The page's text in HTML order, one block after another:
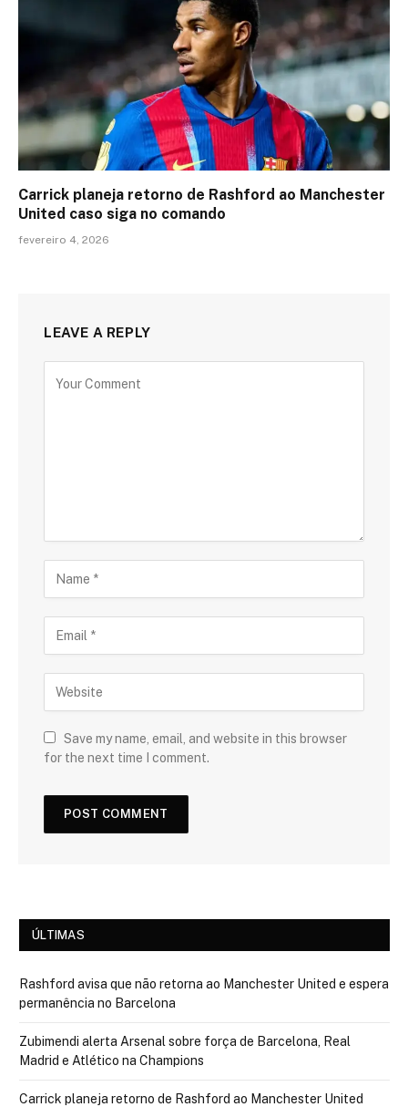
Carrick planeja retorno de Rashford ao Manchester
United caso siga no comando
fevereiro 4, 2026
LEAVE A REPLY
Save my name, email, and website in this browser
for the next time I comment.
ÚLTIMAS
Rashford avisa que não retorna ao Manchester United e espera
permanência no Barcelona
Zubimendi alerta Arsenal sobre força de Barcelona, Real
Madrid e Atlético na Champions
Carrick planeja retorno de Rashford ao Manchester United